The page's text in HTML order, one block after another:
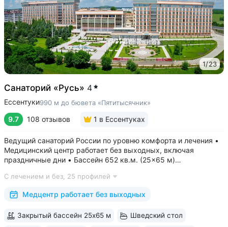
1/23
Санаторий «Русь» 4
Ессентуки990 м до бювета «Пятитысячник»
9.7 108 отзывов 1 в Ессентуках
Ведущий санаторий России по уровню комфорта и лечения •
Медицинский центр работает без выходных, включая
праздничные дни • Бассейн 652 кв.м. (25×65 м)
Глубина от 30 до 180 см, есть отдельная детская зона. Рядом
расположены закрытая терраса...
С лечением и без, 25 профилей
Медцентр работает без выходных
Закрытый бассейн 25х65 м Шведский стол